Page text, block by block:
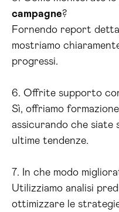
campagne?
Fornendo report
mostriamo
progressi.
6. Offrite supporto
Sì, offriamo
assicurando che siate
ultime tendenze.
7. In che modo
Utilizziamo analisi
ottimizzare le